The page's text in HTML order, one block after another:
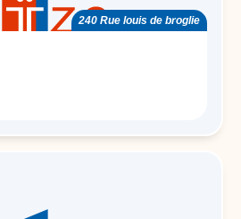
240 Rue louis de broglie